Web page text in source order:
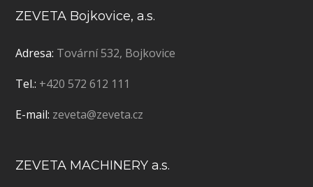
ZEVETA Bojkovice, a.s.
Adresa: Tovární 532, Bojkovice
Tel.: +420 572 612 111
E-mail: zeveta@zeveta.cz
ZEVETA MACHINERY a.s.